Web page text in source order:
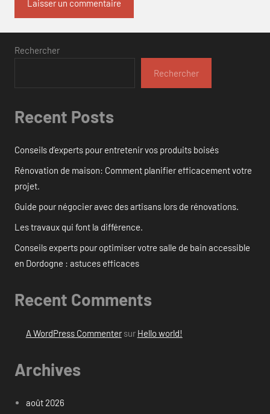
Rechercher
Rechercher
Recent Posts
Conseils d’experts pour entretenir vos produits boisés
Rénovation de maison: Comment planifier efficacement votre
projet.
Guide pour négocier avec des artisans lors de rénovations.
Les travaux qui font la différence.
Conseils experts pour optimiser votre salle de bain accessible
en Dordogne : astuces efficaces
Recent Comments
A WordPress Commentersur Hello world!
Archives
août 2026